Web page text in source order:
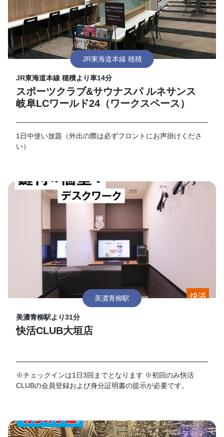
JR東海道本線 穂積
JR東海道本線 穂積より車14分
スポーツクラブ&サウナスパ ルネサンス
岐阜LCワールド24（ワークスペース）
1日中使い放題（外出の際は必ずフロントにお声掛けくださ
い）
美濃青柳駅
美濃青柳駅より31分
快活CLUB大垣店
※チェックインは1日3回までとなります ※初回のみ快活
CLUBの会員登録および身分証明書の提示が必要です。